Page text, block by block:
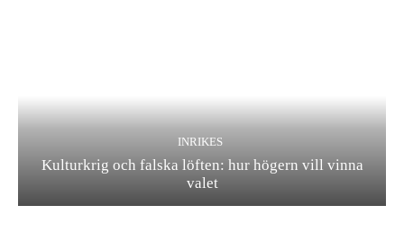
INRIKES
Kulturkrig och falska löften: hur högern vill vinna
valet